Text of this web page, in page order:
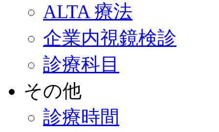
ALTA 療法
企業内視鏡検診
診療科目
その他
診療時間